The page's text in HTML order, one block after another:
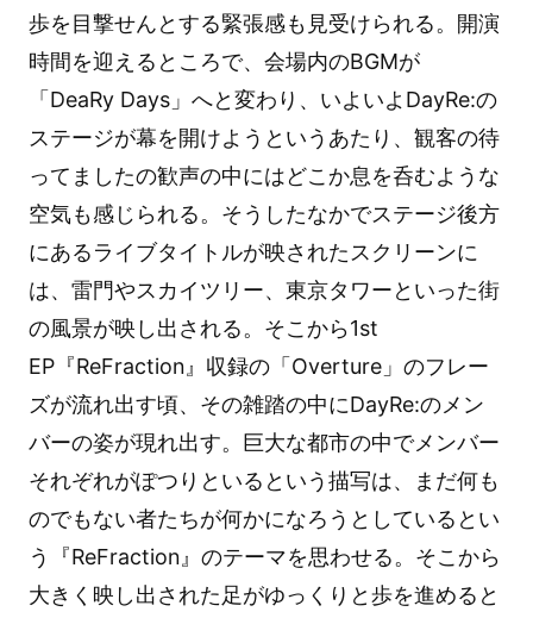
歩を目撃せんとする緊張感も見受けられる。開演
時間を迎えるところで、会場内のBGMが
「DeaRy Days」へと変わり、いよいよDayRe:の
ステージが幕を開けようというあたり、観客の待
ってましたの歓声の中にはどこか息を呑むような
空気も感じられる。そうしたなかでステージ後方
にあるライブタイトルが映されたスクリーンに
は、雷門やスカイツリー、東京タワーといった街
の風景が映し出される。そこから1st
EP『ReFraction』収録の「Overture」のフレー
ズが流れ出す頃、その雑踏の中にDayRe:のメン
バーの姿が現れ出す。巨大な都市の中でメンバー
それぞれがぽつりといるという描写は、まだ何も
のでもない者たちが何かになろうとしているとい
う『ReFraction』のテーマを思わせる。そこから
大きく映し出された足がゆっくりと歩を進めると